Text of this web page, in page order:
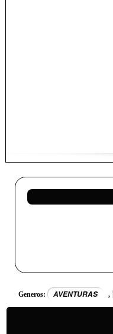
Generos: AVENTURAS ,